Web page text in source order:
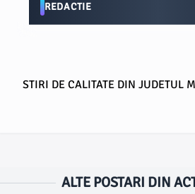
REDACTIE
STIRI DE CALITATE DIN JUDETUL
ALTE POSTARI DIN